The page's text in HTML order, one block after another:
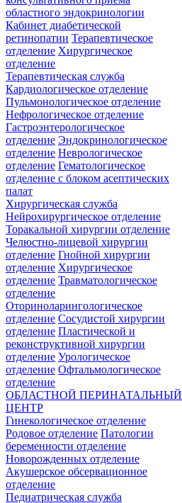
областного эндокринологии
Кабинет диабетической
ретинопатии Терапевтическое
отделение Хирургическое
отделение
Терапевтическая служба
Кардиологическое отделение
Пульмонологическое отделение
Нефрологическое отделение
Гастроэнтерологическое
отделение Эндокринологическое
отделение Неврологическое
отделение Гематологическое
отделение c блоком асептических
палат
Хирургическая служба
Нейрохирургическое отделение
Торакальной хирургии отделение
Челюстно-лицевой хирургии
отделение Гнойной хирургии
отделение Хирургическое
отделение Травматологическое
отделение
Оториноларингологическое
отделение Сосудистой хирургии
отделение Пластической и
реконструктивной хирургии
отделение Урологическое
отделение Офтальмологическое
отделение
ОБЛАСТНОЙ ПЕРИНАТАЛЬНЫЙ
ЦЕНТР
Гинекологическое отделение
Родовое отделение Патологии
беременности отделение
Новорожденных отделение
Акушерское обсервационное
отделение
Педиатрическая служба